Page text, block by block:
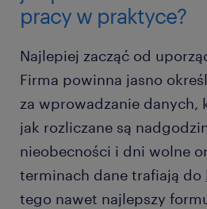
pracy w praktyce?
Najlepiej zacząć od
Firma powinna jasno
za wprowadzanie danych,
jak rozliczane są
nieobecności i dni wolne
terminach dane trafiają do
tego nawet najlepszy